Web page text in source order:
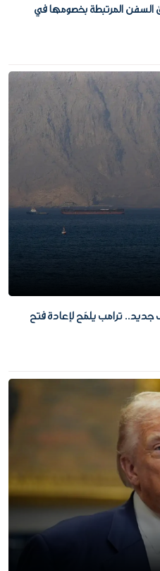
المرتبطة بخصومها في
ترامب يلمّح لإعادة فتح